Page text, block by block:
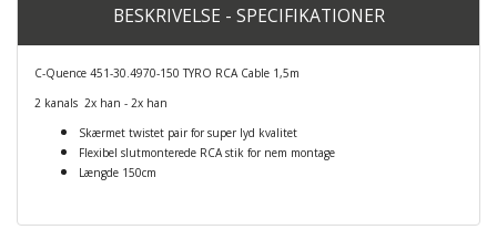
BESKRIVELSE - SPECIFIKATIONER
C-Quence 451-30.4970-150 TYRO RCA Cable 1,5m
2 kanals 2x han - 2x han
Skærmet twistet pair for super lyd kvalitet
Flexibel slutmonterede RCA stik for nem montage
Længde 150cm